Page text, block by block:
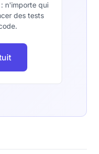
n'importe qui
des tests